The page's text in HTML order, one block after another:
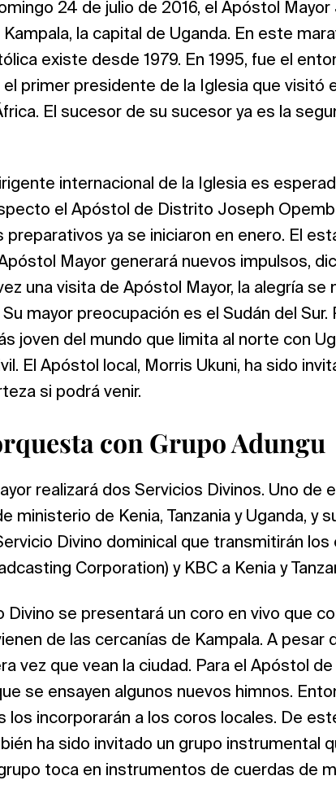
24 de julio de 2016, el Apóstol
la capital de Uganda. En este
existe desde 1979. En 1995, fue el
el primer presidente de la Iglesia que visitó
El sucesor de su sucesor ya es la
internacional de la Iglesia es
el Apóstol de Distrito Joseph
preparativos ya se iniciaron en enero. El
Mayor generará nuevos impulsos,
una visita de Apóstol Mayor, la alegría se
mayor preocupación es el Sudán del
joven del mundo que limita al norte con
El Apóstol local, Morris Ukuni, ha sido
si podrá venir.
con Grupo Adungu
realizará dos Servicios Divinos. Uno de
ministerio de Kenia, Tanzania y Uganda, y
Divino dominical que transmitirán
Corporation) y KBC a Kenia y
Divino se presentará un coro en vivo que
de las cercanías de Kampala. A pesar
vez que vean la ciudad. Para el Apóstol
se ensayen algunos nuevos himnos.
los incorporarán a los coros locales. De
ha sido invitado un grupo instrumental
toca en instrumentos de cuerdas de